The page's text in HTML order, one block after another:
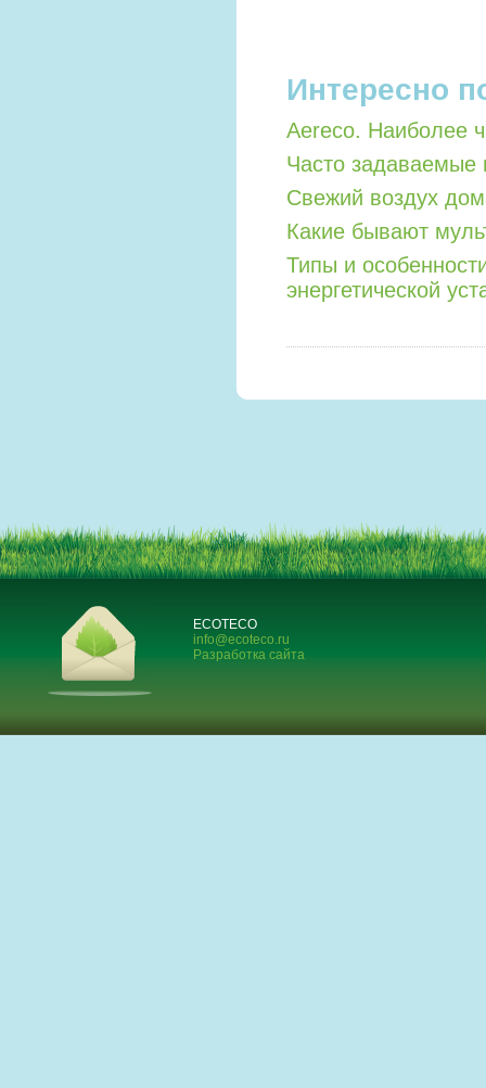
Интересно
Aereco. Наиболее
Часто задаваемые
Свежий воздух
Какие бывают
Типы и
энергетической
ECOTECO
info@ecoteco.ru
Разработка сайта